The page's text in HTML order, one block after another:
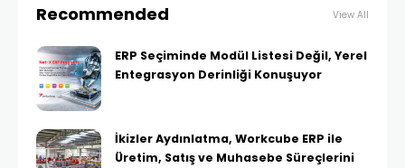
Recommended View All
ERP Seçiminde Modül Listesi Değil, Yerel
Entegrasyon Derinliği Konuşuyor
İkizler Aydınlatma, Workcube ERP ile
Üretim, Satış ve Muhasebe Süreçlerini